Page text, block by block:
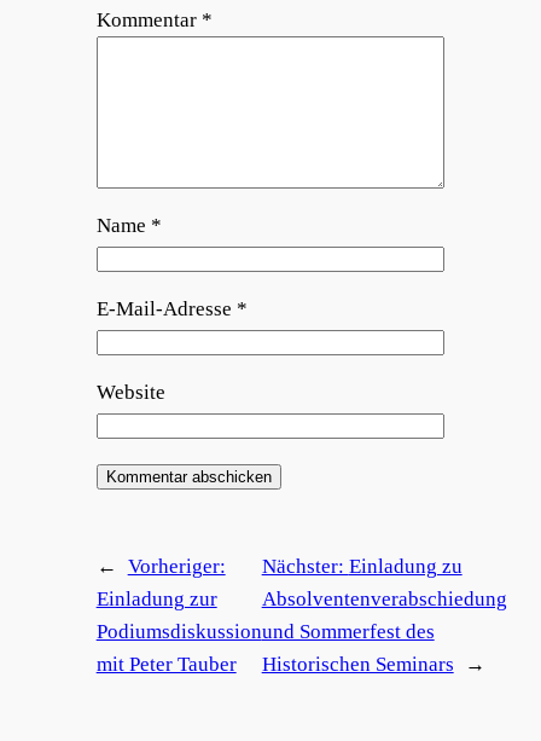
Kommentar *
Name *
E-Mail-Adresse *
Website
←
Vorheriger:
Einladung zur
Podiumsdiskussion
mit Peter Tauber
Nächster: Einladung zu
Absolventenverabschiedung
und Sommerfest des
Historischen Seminars
→